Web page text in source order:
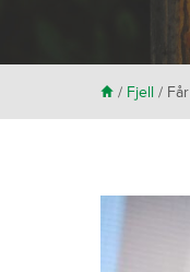
H / Fjell /